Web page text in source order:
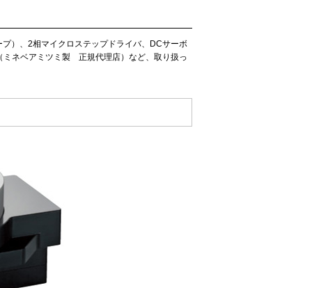
）、2相マイクロステップドライバ、DCサーボ
ミネベアミツミ製 正規代理店）など、取り扱っ